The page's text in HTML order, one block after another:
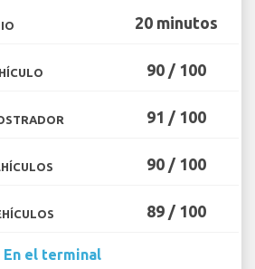
20 minutos
90 / 100
91 / 100
90 / 100
89 / 100
En el terminal